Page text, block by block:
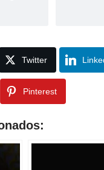
Twitter
Pinterest